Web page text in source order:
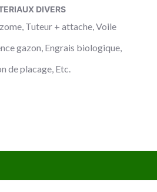
DIVERS
Tuteur + attache, Voile
gazon, Engrais biologique,
de placage, Etc.